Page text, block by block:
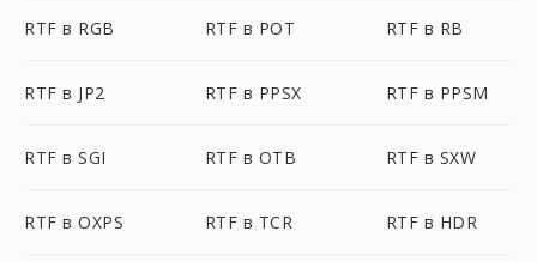
RTF в RGB RTF в POT RTF в RB
RTF в JP2 RTF в PPSX RTF в PPSM
RTF в SGI RTF в OTB RTF в SXW
RTF в OXPS RTF в TCR RTF в HDR